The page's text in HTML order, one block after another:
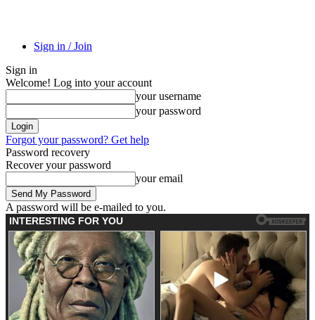
Sign in / Join
Sign in
Welcome! Log into your account
your username
your password
Forgot your password? Get help
Password recovery
Recover your password
your email
A password will be e-mailed to you.